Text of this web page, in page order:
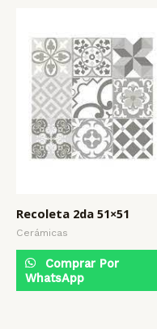
Recoleta 2da 51×51
Cerámicas
Comprar Por
WhatsApp